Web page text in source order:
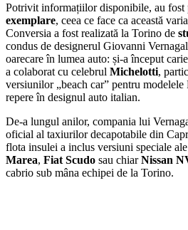
Potrivit informațiilor disponibile, au fost
exemplare, ceea ce face ca această
Conversia a fost realizată la Torino de
condus de designerul Giovanni
oarecare în lumea auto: și-a început
a colaborat cu celebrul Michelotti,
versiunilor „beach car” pentru
repere în designul auto italian.
De-a lungul anilor, compania lui
oficial al taxiurilor decapotabile din
flota insulei a inclus versiuni speciale
Marea, Fiat Scudo sau chiarNissan
cabrio sub mâna echipei de la Torino.